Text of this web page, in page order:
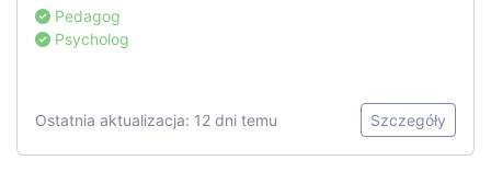
Pedagog
Psycholog
Ostatnia aktualizacja: 12 dni temu Szczegóły